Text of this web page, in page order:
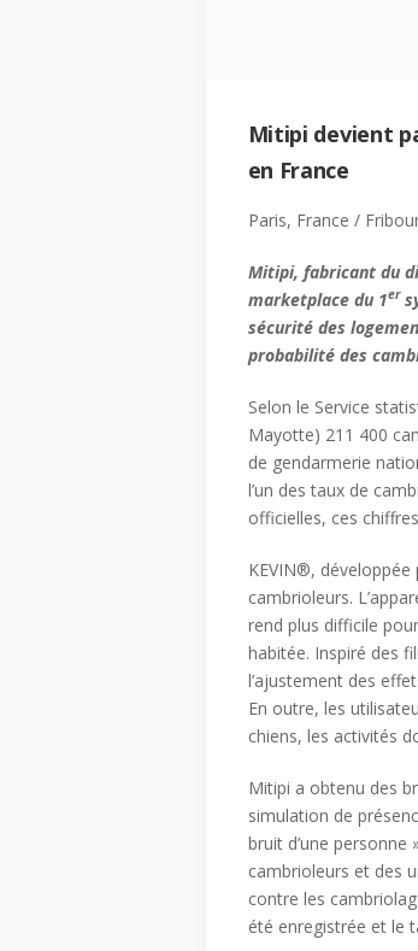
Mitipi devient
en France
Paris, France /
Mitipi, fabricant du
marketplace du 1er
sécurité des
probabilité des
Selon le Service
Mayotte) 211 400
de gendarmerie
l’un des taux de
officielles, ces
KEVIN®,
cambrioleurs.
rend plus difficile
habitée. Inspiré des
l’ajustement des
En outre, les
chiens, les activités
Mitipi a obtenu des
simulation de
bruit d’une
cambrioleurs et des
contre les
été enregistrée et le